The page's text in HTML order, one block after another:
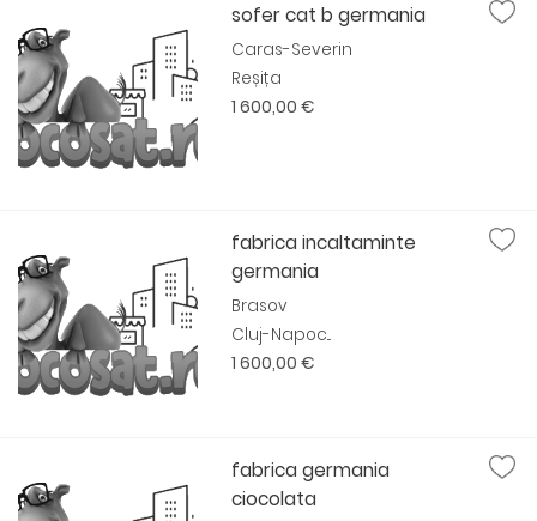
sofer cat b germania
Caras-Severin
Reșița
1 600,00 €
fabrica incaltaminte
germania
Brasov
Cluj-Napoc...
1 600,00 €
fabrica germania
ciocolata